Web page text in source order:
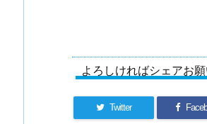
よろしければシェアお
Twitter